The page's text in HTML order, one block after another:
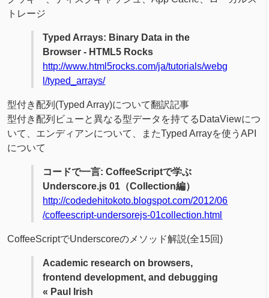
トレージ
Typed Arrays: Binary Data in the
Browser - HTML5 Rocks
http://www.html5rocks.com/ja/tutorials/webg
l/typed_arrays/
型付き配列(Typed Array)について翻訳記事
型付き配列ビューと異なる型データを持てるDataViewにつ
いて、エンディアンについて、またTyped Arrayを使うAPI
について
コードで一言: CoffeeScriptで学ぶ
Underscore.js 01（Collection編）
http://codedehitokoto.blogspot.com/2012/06
/coffeescript-undersorejs-01collection.html
CoffeeScriptでUnderscoreのメソッド解説(全15回)
Academic research on browsers,
frontend development, and debugging
« Paul Irish